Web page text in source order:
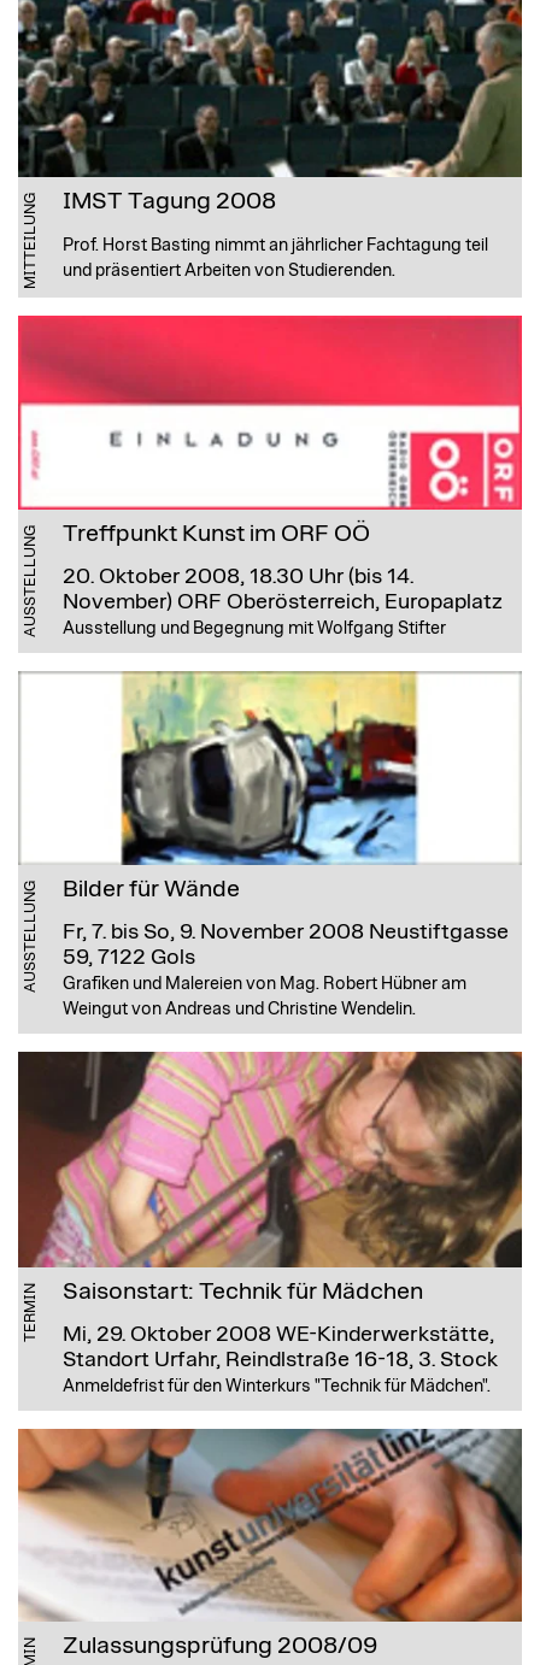
MITTEILUNG IMST Tagung 2008
Prof. Horst Basting nimmt an jährlicher Fachtagung teil
und präsentiert Arbeiten von Studierenden.
AUSSTELLUNG Treffpunkt Kunst im ORF OÖ
20. Oktober 2008, 18.30 Uhr (bis 14.
November) ORF Oberösterreich, Europaplatz
Ausstellung und Begegnung mit Wolfgang Stifter
AUSSTELLUNG Bilder für Wände
Fr, 7. bis So, 9. November 2008 Neustiftgasse
59, 7122 Gols
Grafiken und Malereien von Mag. Robert Hübner am
Weingut von Andreas und Christine Wendelin.
TERMIN Saisonstart: Technik für Mädchen
Mi, 29. Oktober 2008 WE-Kinderwerkstätte,
Standort Urfahr, Reindlstraße 16-18, 3. Stock
Anmeldefrist für den Winterkurs "Technik für Mädchen".
Zulassungsprüfung 2008/09